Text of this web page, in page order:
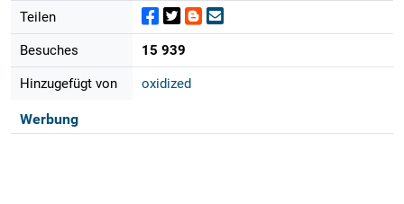
Teilen
Besuches 15 939
Hinzugefügt von oxidized
Werbung